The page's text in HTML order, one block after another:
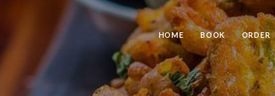
HOME BOOK ORDER